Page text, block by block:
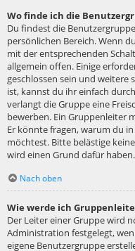
Wo finde ich die
Du findest die
persönlichen Bereich. Wenn
mit der entsprechenden
allgemein offen. Einige
geschlossen sein und weitere
ist, kannst du ihr einfach
verlangt die Gruppe eine
bewerben. Ein Gruppenleiter
Er könnte fragen, warum du
möchtest. Bitte belästige
wird einen Grund dafür haben.
Nach oben
Wie werde ich
Der Leiter einer Gruppe wird
Administration festgelegt,
eigene Benutzergruppe